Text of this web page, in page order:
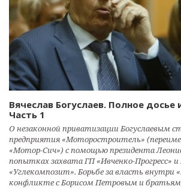
Вячеслав Богуслаев. Полное
Часть 1
О незаконной приватизации Богуслаевым
предприятия «Моторостроитель»
«Мотор-Сич») с помощью президента
попытках захвата ГП «Ивченко-Прогресс» и
«Углекомпозит». Борьбе за власть внутри
конфликте с Борисом Петровым и